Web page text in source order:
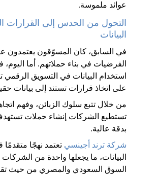
عوائد ملموسة.
التحول من الحدس إلى القرارات
البيانات
في السابق، كان المسوّقون يعتمدون
الفرضيات في بناء حملاتهم. أما اليوم،
استخدام البيانات في التسويق الرقمي
على اتخاذ قرارات تستند إلى بيانات
من خلال تتبع سلوك الزبائن، وفهم
تستطيع الشركات إنشاء حملات
بدقة عالية.
شركة ترند أجينسي تعتمد نهجًا متقدمًا
البيانات، ما يجعلها واحدة من الشركات
السوق السعودي والمصري من حيث